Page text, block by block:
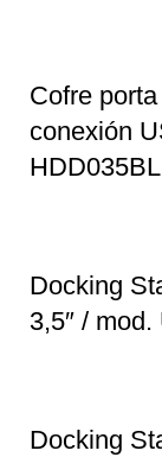
Cofre
conexión
HDD035BL
Docking
3,5″ /
Docking